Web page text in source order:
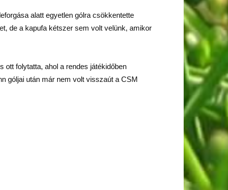
alatt egyetlen gólra csökkentette
de a kapufa kétszer sem volt velünk, amikor
ott folytatta, ahol a rendes játékidőben
góljai után már nem volt visszaút a CSM